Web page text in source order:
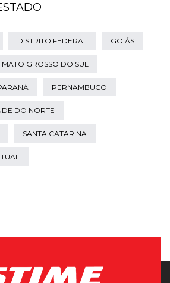
DISTRITO FEDERAL GOIÁS
MATO GROSSO DO SUL
PERNAMBUCO
DO NORTE
SANTA CATARINA